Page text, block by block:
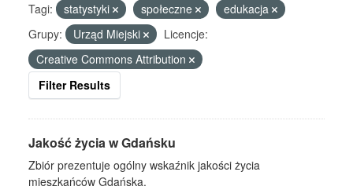
Tagi: statystyki społeczne
edukacja
Grupy:
Urząd Miejski
Licencje:
Creative Commons Attribution
Filter Results
Jakość życia w Gdańsku
Zbiór prezentuje ogólny wskaźnik jakości życia
mieszkańców Gdańska.